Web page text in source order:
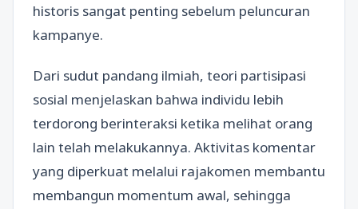
historis sangat penting sebelum peluncuran
kampanye.
Dari sudut pandang ilmiah, teori partisipasi
sosial menjelaskan bahwa individu lebih
terdorong berinteraksi ketika melihat orang
lain telah melakukannya. Aktivitas komentar
yang diperkuat melalui rajakomen membantu
membangun momentum awal, sehingga